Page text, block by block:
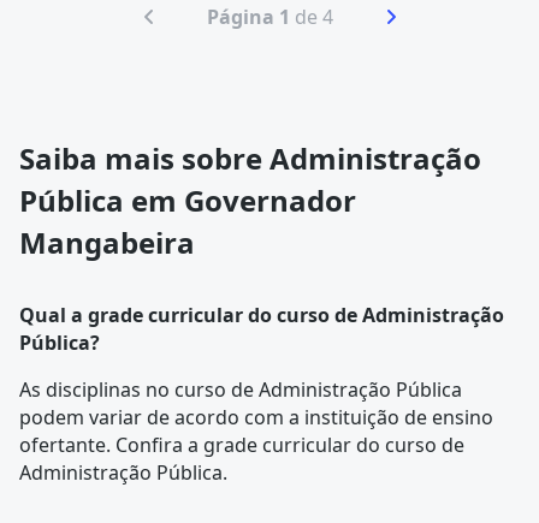
Página 1 de 4
Saiba mais sobre Administração
Pública em Governador
Mangabeira
Qual a grade curricular do curso de Administração
Pública?
As disciplinas no curso de Administração Pública
podem variar de acordo com a instituição de ensino
ofertante. Confira a grade curriculardo curso de
Administração Pública.